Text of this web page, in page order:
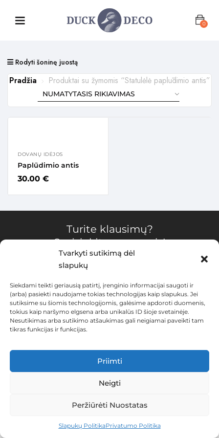
Tvarkyti sutikimą dėl
slapukų
Siekdami teikti geriausią patirtį, įrenginio informacijai saugoti ir
(arba) pasiekti naudojame tokias technologijas kaip slapukus. Jei
sutiksime su šiomis technologijomis, galėsime apdoroti duomenis,
tokius kaip naršymo elgsena arba unikalūs ID šioje svetainėje.
Nesutikimas arba sutikimo atšaukimas gali neigiamai paveikti tam
tikras funkcijas ir funkcijas.
Priimti
Neigti
Peržiūrėti Nuostatas
Slapukų PolitikaPrivatumo Politika
0
Rodyti šoninę juostą
Pradžia Produktai su žymomis “Statulėlė paplūdimio antis”
DOVANŲ IDĖJOS
Paplūdimio antis
30.00 €
Turite klausimų?
Susisiekite su mumis!
UAB ŠVENTĖ JUMS
Įmonės kodas 300138036
Slapukų Politika (EU)
Grąžinimas
© 2024 Visos teisės saugomos UAB „Šventė Jums“
NAMAI PAIEŠKA KREPŠELIS